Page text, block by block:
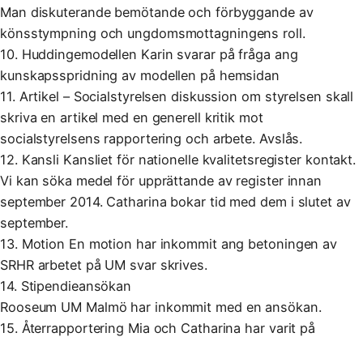
Man diskuterande bemötande och förbyggande av
könsstympning och ungdomsmottagningens roll.
10. Huddingemodellen Karin svarar på fråga ang
kunskapsspridning av modellen på hemsidan
11. Artikel – Socialstyrelsen diskussion om styrelsen skall
skriva en artikel med en generell kritik mot
socialstyrelsens rapportering och arbete. Avslås.
12. Kansli Kansliet för nationelle kvalitetsregister kontakt.
Vi kan söka medel för upprättande av register innan
september 2014. Catharina bokar tid med dem i slutet av
september.
13. Motion En motion har inkommit ang betoningen av
SRHR arbetet på UM svar skrives.
14. Stipendieansökan
Rooseum UM Malmö har inkommit med en ansökan.
15. Återrapportering Mia och Catharina har varit på